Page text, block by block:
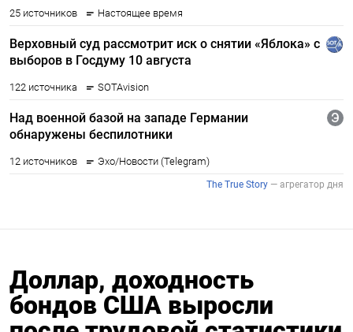
Доллар, доходность
бондов США выросли